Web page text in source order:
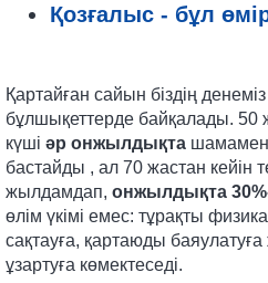
Қартайған сайын біздің
бұлшықеттерде байқалады. 50
күші әр онжылдықта шамамен
бастайды , ал 70 жастан кейін
жылдамдап, онжылдықта
өлім үкімі емес: тұрақты
сақтауға, қартаюды баяулатуға
ұзартуға көмектеседі.
Қозғалыс - бұл